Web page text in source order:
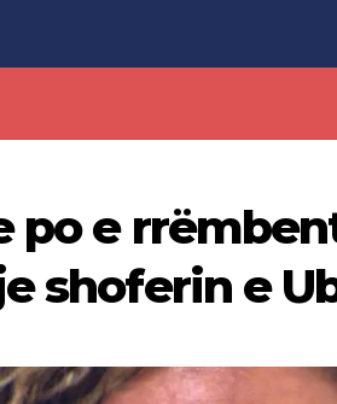
po e
shoferin e